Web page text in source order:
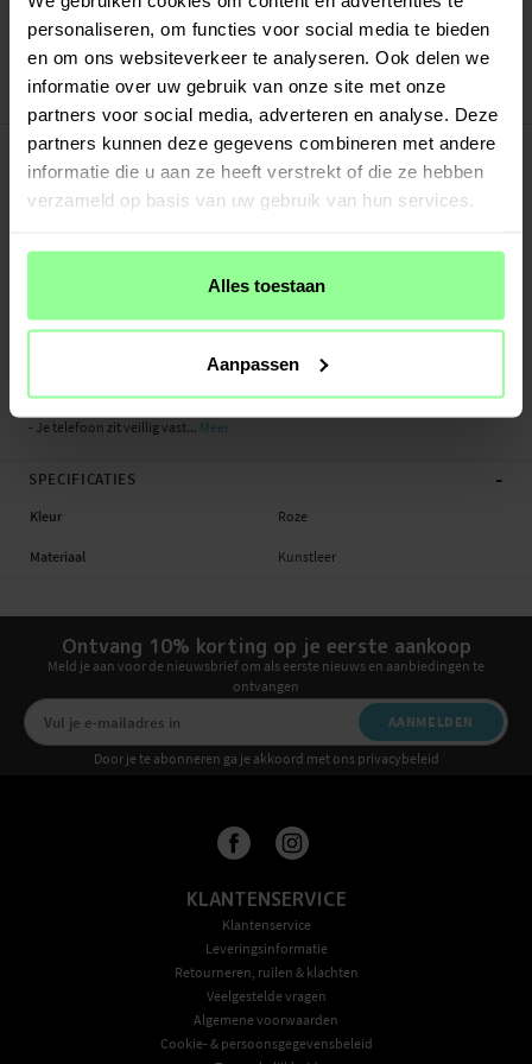
personaliseren, om functies voor social media te bieden
en om ons websiteverkeer te analyseren. Ook delen we
informatie over uw gebruik van onze site met onze
partners voor social media, adverteren en analyse. Deze
partners kunnen deze gegevens combineren met andere
informatie die u aan ze heeft verstrekt of die ze hebben
verzameld op basis van uw gebruik van hun services.
Alles toestaan
Aanpassen
Veilig betalen met Klarna of Paypal
30 dagen retourrecht
Art number:27000
PRODUCTBESCHRIJVING
Bookcover hoesje met een vlinderdessin in het leer gestanst voor Apple iPhone
7 Plus, iPhone 8 Plus. Het hoesje is zowel mooi als functioneel en beschermt je
Aan de binnenkant van de voorflap kun je meerdere betaalpasjes,
briefgeld of bonnetjes. De flap beschermt het scherm tegen krassen en wordt
gesloten met een magneetsluiting.
- Het hoesje beschermt zowel voor- als achterzijde van de telefoon
- Je telefoon zit veillig vast... Meer
SPECIFICATIES -
Kleur Roze
Materiaal Kunstleer
Ontvang 10% korting op je eerste aankoop
Meld je aan voor de nieuwsbrief om als eerste nieuws en aanbiedingen te
ontvangen
AANMELDEN
Door je te abonneren ga je akkoord met ons privacybeleid
KLANTENSERVICE
Klantenservice
Leveringsinformatie
Retourneren, ruilen & klachten
Veelgestelde vragen
Algemene voorwaarden
Cookie- & persoonsgegevensbeleid